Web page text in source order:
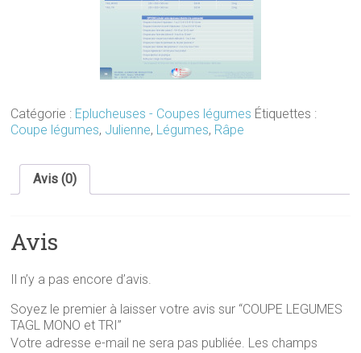
Catégorie : Eplucheuses - Coupes légumes Étiquettes :
Coupe légumes, Julienne, Légumes, Râpe
Avis (0)
Avis
Il n’y a pas encore d’avis.
Soyez le premier à laisser votre avis sur “COUPE LEGUMES
TAGL MONO et TRI”
Votre adresse e-mail ne sera pas publiée. Les champs